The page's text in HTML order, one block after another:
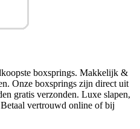
boxsprings. Makkelijk &
Onze boxsprings zijn direct uit
gratis verzonden. Luxe slapen,
vertrouwd online of bij